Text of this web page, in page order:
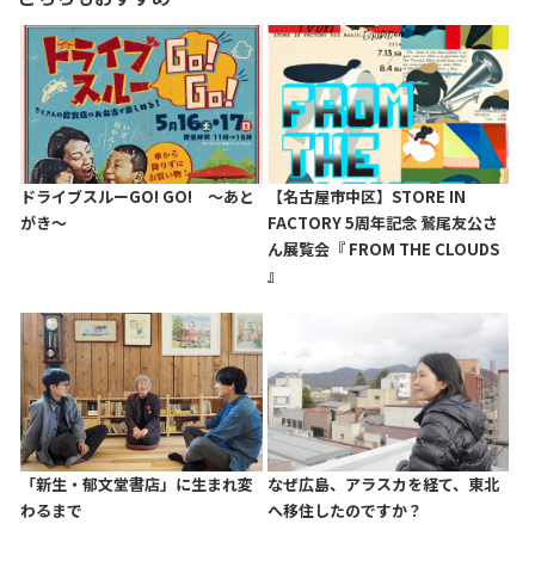
ドライブスルーGO! GO! 〜あと
がき〜
【名古屋市中区】STORE IN
FACTORY 5周年記念 鷲尾友公さ
ん展覧会『 FROM THE CLOUDS
』
「新生・郁文堂書店」に生まれ変
わるまで
なぜ広島、アラスカを経て、東北
へ移住したのですか？